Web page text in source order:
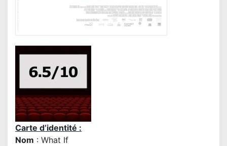
Carte d’identité :
Nom : What If